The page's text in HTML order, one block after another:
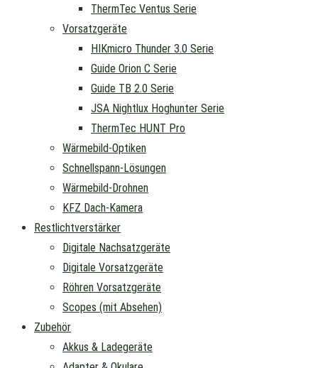
ThermTec Ventus Serie
Vorsatzgeräte
HIKmicro Thunder 3.0 Serie
Guide Orion C Serie
Guide TB 2.0 Serie
JSA Nightlux Hoghunter Serie
ThermTec HUNT Pro
Wärmebild-Optiken
Schnellspann-Lösungen
Wärmebild-Drohnen
KFZ Dach-Kamera
Restlichtverstärker
Digitale Nachsatzgeräte
Digitale Vorsatzgeräte
Röhren Vorsatzgeräte
Scopes (mit Absehen)
Zubehör
Akkus & Ladegeräte